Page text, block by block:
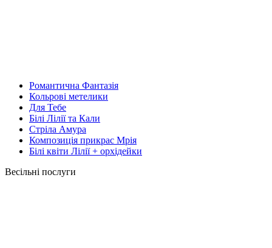
Романтична Фантазія
Кольрові метелики
Для Тебе
Білі Лілії та Кали
Стріла Амура
Композиція прикрас Мрія
Білі квіти Лілії + орхідейки
Весільні послуги